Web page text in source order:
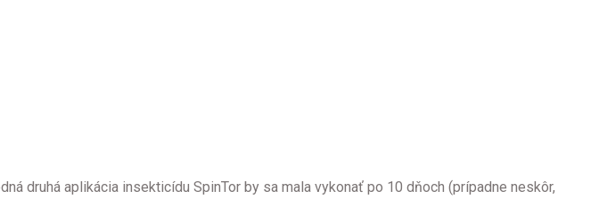
druhá aplikácia insekticídu SpinTor by sa mala vykonať po 10 dňoch (prípadne neskôr,